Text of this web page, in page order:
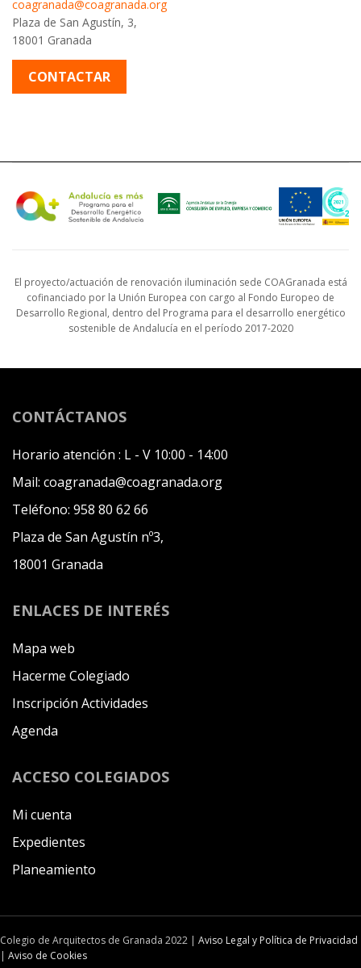
coagranada@coagranada.org
Plaza de San Agustín, 3,
18001 Granada
CONTACTAR
El proyecto/actuación de renovación iluminación sede COAGranada está
cofinanciado por la Unión Europea con cargo al Fondo Europeo de
Desarrollo Regional, dentro del Programa para el desarrollo energético
sostenible de Andalucía en el período 2017-2020
CONTÁCTANOS
Horario atención : L - V 10:00 - 14:00
Mail: coagranada@coagranada.org
Teléfono: 958 80 62 66
Plaza de San Agustín nº3,
18001 Granada
ENLACES DE INTERÉS
Mapa web
Hacerme Colegiado
Inscripción Actividades
Agenda
ACCESO COLEGIADOS
Mi cuenta
Expedientes
Planeamiento
Colegio de Arquitectos de Granada 2022 | Aviso Legal y Política de Privacidad
| Aviso de Cookies